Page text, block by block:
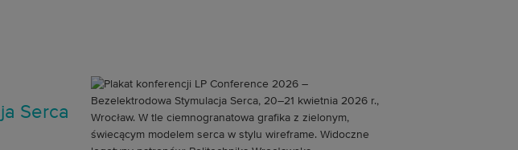
Serca